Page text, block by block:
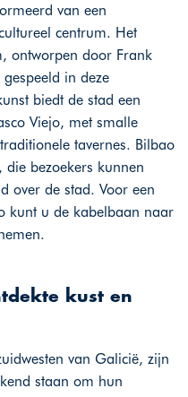
van een
centrum. Het
ontworpen door Frank
in deze
biedt de stad een
Viejo, met smalle
tavernes. Bilbao
bezoekers kunnen
over de stad. Voor een
kunt u de kabelbaan naar
kust en
van Galicië, zijn
staan om hun